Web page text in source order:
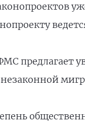
предлагает